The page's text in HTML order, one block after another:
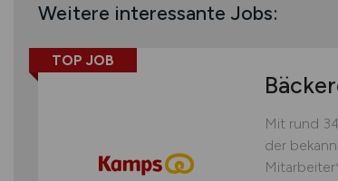
Weitere interessante Jobs:
TOP JOB
Mit rund
der